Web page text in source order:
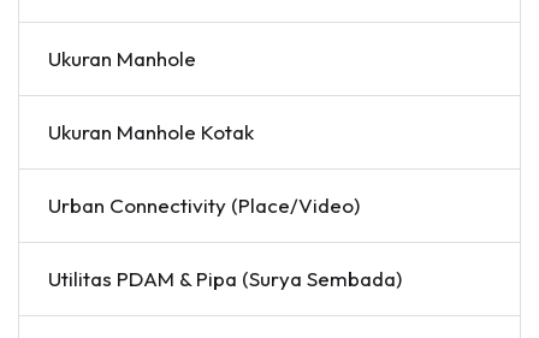
Ukuran Manhole
Ukuran Manhole Kotak
Urban Connectivity (Place/Video)
Utilitas PDAM & Pipa (Surya Sembada)